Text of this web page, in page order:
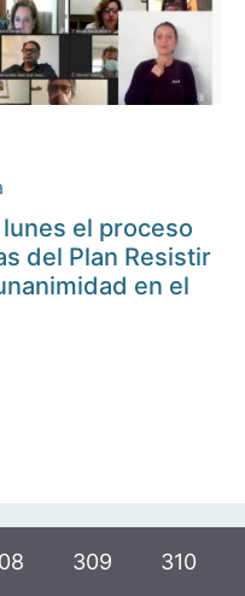
el proceso
del Plan Resistir
en el
309 310